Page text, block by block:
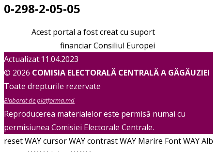
0-298-2-05-05
Acest portal a fost creat cu suport
financiar Consiliul Europei
Actualizat:11.04.2023
© 2026 COMISIA ELECTORALĂ CENTRALĂ A GĂGĂUZIEI
Toate drepturile rezervate
Elaborat de platforma.md
Reproducerea materialelor este permisă numai cu
permisiunea Comisiei Electorale Centrale.
reset WAYcursor WAYcontrast WAY Marire Font WAYAlb